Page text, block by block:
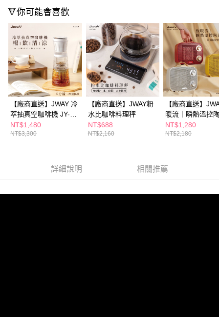
【注意事項】
易，需依本服務之必要範圍內提供個人資料，並將交易相關給付款項請求債
權轉讓予恩沛科技股份有限公司。
２．關於個人資料處理事宜，請瀏覽以下網址：
https://aftee.tw/terms/#terms3
３．未成年的使用者請事先徵得法定代理人或監護人之同意方可使用
「AFTEE先享後付」，若未經同意申辦者引起之損失，本公司不負相關責
任。
４．使用「AFTEE先享後付」時，將依據個別帳號之用戶狀況，依本公司即
時審查核予不同之上限額度；若仍有額度不足之情形，本公司將視審查結果
請求用戶進行身份認證。
５．嚴禁一人註冊多個帳號或使用他人資訊註冊。若發現惡意使用之情形，
恩沛科技股份有限公司將有權停止該用戶之使用額度並採取法律行動。
🔻你可能會喜歡
【廠商直送】JWAY 冷
萃抽真空咖啡機 JY-
CF315
NT$1,480
NT$3,300
【廠商直送】JWAY粉
水比咖啡料理秤
NT$688
NT$2,160
【廠商直送】
暖流｜瞬熱溫控
暖器-多款任選
NT$1,280
NT$2,180
詳細說明 相關推薦